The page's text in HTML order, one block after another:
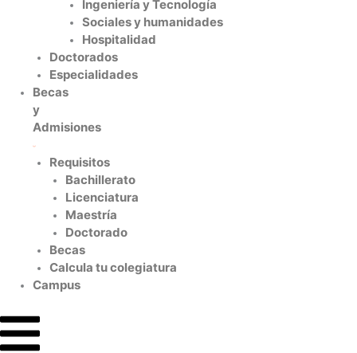
Ingeniería y Tecnología
Sociales y humanidades
Hospitalidad
Doctorados
Especialidades
Becas
y
Admisiones
Requisitos
Bachillerato
Licenciatura
Maestría
Doctorado
Becas
Calcula tu colegiatura
Campus